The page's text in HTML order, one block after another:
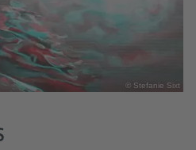
© Stefanie Sixt